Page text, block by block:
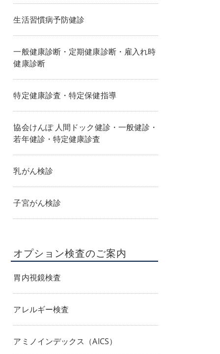
生活習慣病予防健診
一般健康診断・定期健康診断・雇入れ時
健康診断
特定健康診査・特定保健指導
協会けんぽ 人間ドック健診・一般健診・
若年健診・特定健康診査
乳がん検診
子宮がん検診
オプション検査のご案内
胃内視鏡検査
アレルギー検査
アミノインデックス（AICS）